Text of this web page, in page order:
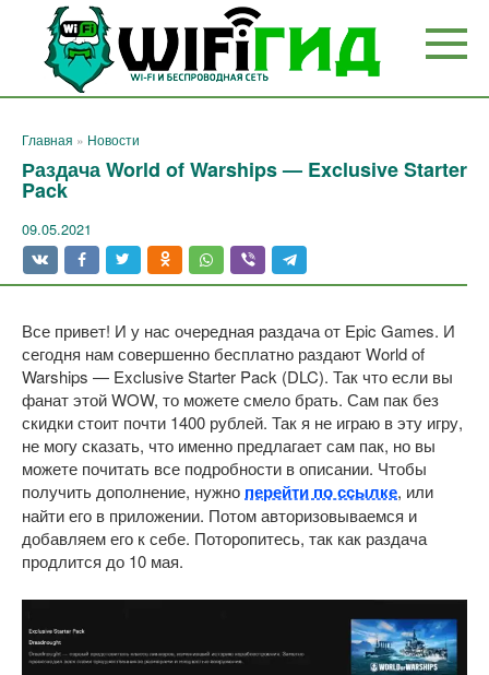
Перейти
контенту
Главная » Новости
Раздача World of Warships — Exclusive Starter
Pack
09.05.2021
Все привет! И у нас очередная раздача от Epic Games. И
сегодня нам совершенно бесплатно раздают World of
Warships — Exclusive Starter Pack (DLC). Так что если вы
фанат этой WOW, то можете смело брать. Сам пак без
скидки стоит почти 1400 рублей. Так я не играю в эту игру,
не могу сказать, что именно предлагает сам пак, но вы
можете почитать все подробности в описании. Чтобы
получить дополнение, нужно перейти по ссылке, или
найти его в приложении. Потом авторизовываемся и
добавляем его к себе. Поторопитесь, так как раздача
продлится до 10 мая.